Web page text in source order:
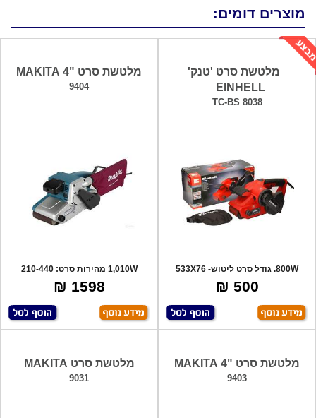
מוצרים דומים:
מלטשת סרט 'טנק'
EINHELL
TC-BS 8038
800W. גודל סרט ליטוש- 533X76
מ"מ. משק
500 ₪
מלטשת סרט "4 MAKITA
9404
1,010W מהירות סרט: 210-440
מ'/דקה שוא
1598 ₪
מלטשת סרט "4 MAKITA
9403
מלטשת סרט MAKITA
9031